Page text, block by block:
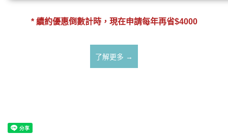
* 續約優惠倒數計時，現在申請每年再省$4000
了解更多 →